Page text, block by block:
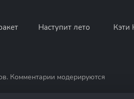
Наступит лето Кэти
Комментарии модерируются